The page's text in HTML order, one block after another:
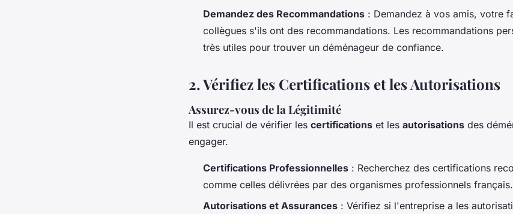
Demandez des Recommandations : Demandez à vos amis, votre
collègues s'ils ont des recommandations. Les recommandations
très utiles pour trouver un déménageur de confiance.
2.Vérifiez les Certifications et les Autorisations
Assurez-vous de la Légitimité
Il est crucial de vérifier les certifications et les autorisations des
engager.
Certifications Professionnelles : Recherchez des certifications
comme celles délivrées par des organismes professionnels français.
Autorisations et Assurances : Vérifiez si l'entreprise a les